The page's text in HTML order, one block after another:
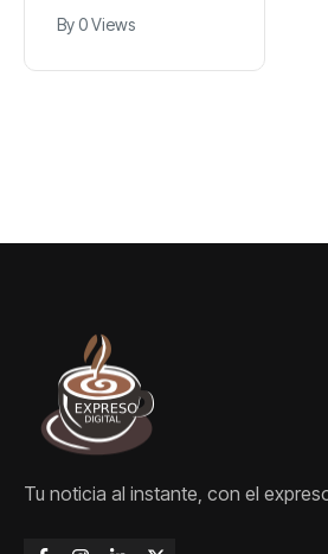
7 de agosto
By0 Views
Tu noticia al instante, con el